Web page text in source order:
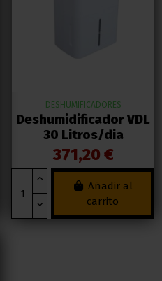
DESHUMIFICADORES
Deshumidificador VDL
30 Litros/dia
371,20 €
Añadir al
carrito